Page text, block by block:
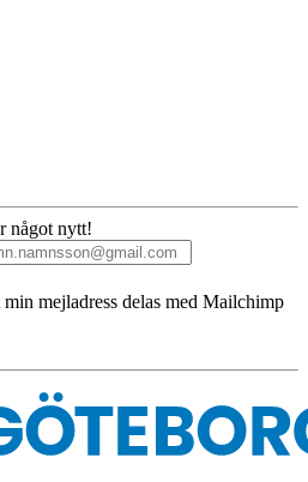
något nytt!
mejladress delas med Mailchimp